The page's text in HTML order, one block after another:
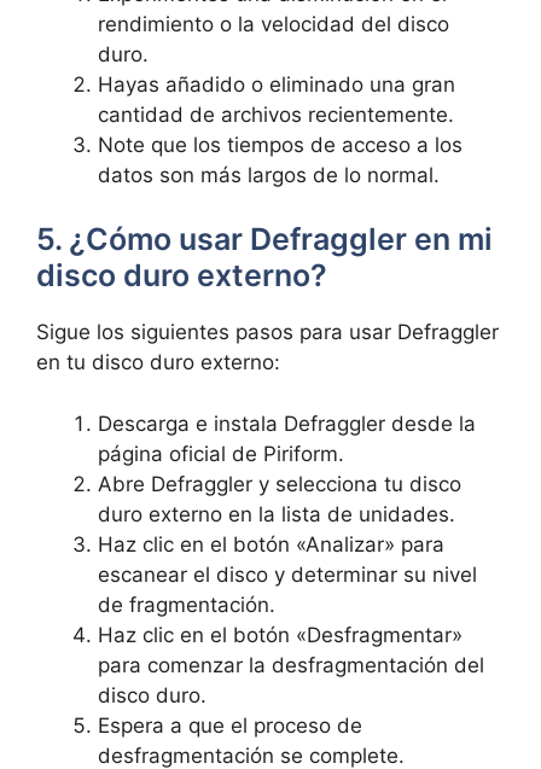
rendimiento o la velocidad del disco
duro.
Hayas añadido o eliminado una gran
cantidad de archivos recientemente.
Note que los tiempos de acceso a los
datos son más largos de lo normal.
5. ¿Cómo usar Defraggler en mi
disco duro externo?
Sigue los siguientes pasos para usar Defraggler
en tu disco duro externo:
Descarga e instala Defraggler desde la
página oficial de Piriform.
Abre Defraggler y selecciona tu disco
duro externo en la lista de unidades.
Haz clic en el botón «Analizar» para
escanear el disco y determinar su nivel
de fragmentación.
Haz clic en el botón «Desfragmentar»
para comenzar la desfragmentación del
disco duro.
Espera a que el proceso de
desfragmentación se complete.